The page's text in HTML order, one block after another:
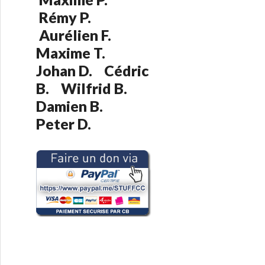
Rémy P.
Aurélien F.
Maxime T.
Johan D. Cédric
B. Wilfrid B.
Damien B.
Peter D.